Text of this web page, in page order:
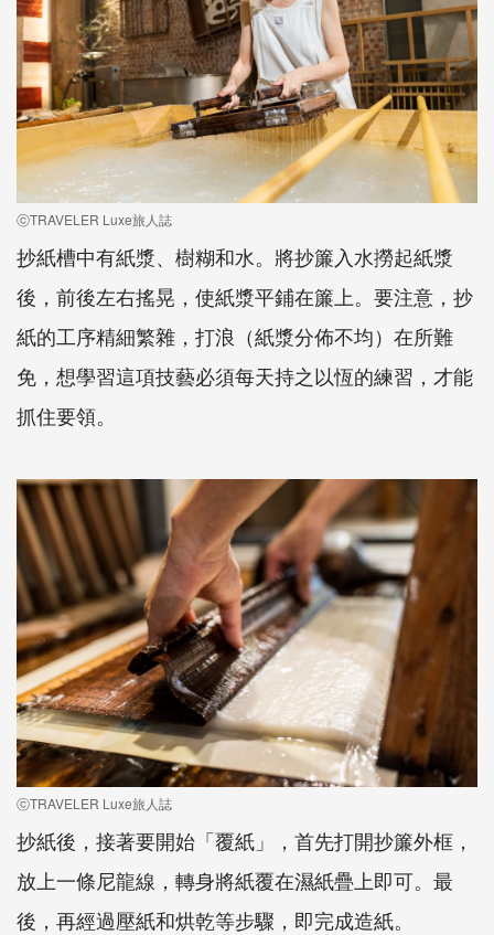
ⓒTRAVELER Luxe旅人誌
抄紙槽中有紙漿、樹糊和水。將抄簾入水撈起紙漿
後，前後左右搖晃，使紙漿平鋪在簾上。要注意，抄
紙的工序精細繁雜，打浪（紙漿分佈不均）在所難
免，想學習這項技藝必須每天持之以恆的練習，才能
抓住要領。
ⓒTRAVELER Luxe旅人誌
抄紙後，接著要開始「覆紙」，首先打開抄簾外框，
放上一條尼龍線，轉身將紙覆在濕紙疊上即可。最
後，再經過壓紙和烘乾等步驟，即完成造紙。